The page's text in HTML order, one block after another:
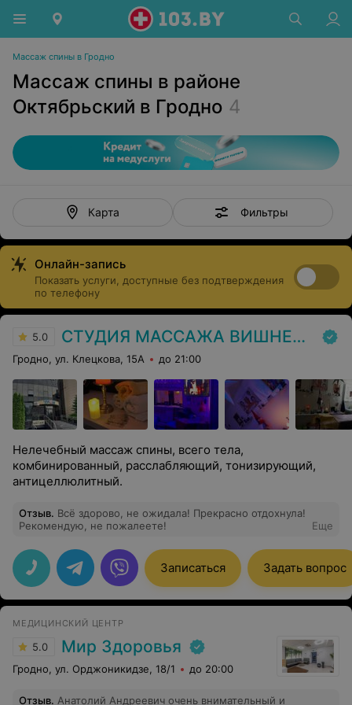
Массаж спины в Гродно
Массаж спины в районе
Октябрьский в Гродно 4
Карта Фильтры
Онлайн-запись
Показать услуги, доступные без подтверждения
по телефону
5.0 СТУДИЯ МАССАЖА ВИШНЕВЕЦ
Гродно, ул. Клецкова, 15А до 21:00
Нелечебный массаж спины, всего тела,
комбинированный, расслабляющий, тонизирующий,
антицеллюлитный.
Отзыв. Всё здорово, не ожидала! Прекрасно отдохнула!
Рекомендую, не пожалеете!
Еще
Записаться Задать вопрос
МЕДИЦИНСКИЙ ЦЕНТР
5.0 Мир Здоровья
Гродно, ул. Орджоникидзе, 18/1 до 20:00
Отзыв. Анатолий Андреевич очень внимательный и